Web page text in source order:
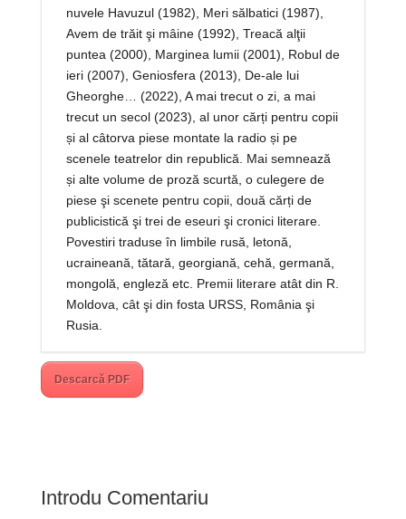
nuvele Havuzul (1982), Meri sălbatici (1987),
Avem de trăit şi mâine (1992), Treacă alţii
puntea (2000), Marginea lumii (2001), Robul de
ieri (2007), Geniosfera (2013), De-ale lui
Gheorghe… (2022), A mai trecut o zi, a mai
trecut un secol (2023), al unor cărți pentru copii
și al câtorva piese montate la radio și pe
scenele teatrelor din republică. Mai semnează
și alte volume de proză scurtă, o culegere de
piese şi scenete pentru copii, două cărți de
publicistică şi trei de eseuri şi cronici literare.
Povestiri traduse în limbile rusă, letonă,
ucraineană, tătară, georgiană, cehă, germană,
mongolă, engleză etc. Premii literare atât din R.
Moldova, cât şi din fosta URSS, România şi
Rusia.
Descarcă PDF
Introdu Comentariu